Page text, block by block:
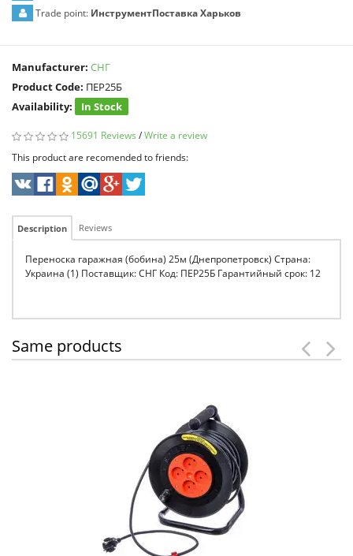
Trade point: ИнструментПоставка Харьков
Manufacturer: СНГ
Product Code: ПЕР25Б
Availability:
In Stock
15691 Reviews /Write a review
This product are recomended to friends:
Description Reviews
Переноска гаражная (бобина) 25м (Днепропетровск) Страна:
Украина (1) Поставщик: СНГ Код: ПЕР25Б Гарантийный срок: 12
Same products